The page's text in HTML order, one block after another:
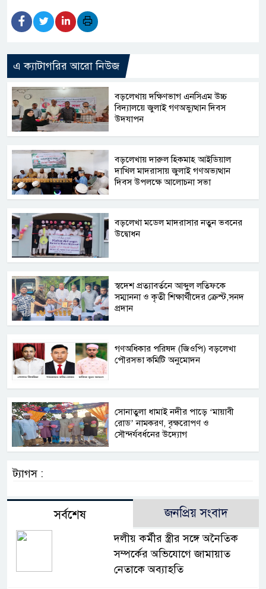
এ ক্যাটাগরির আরো নিউজ
বড়লেখায় দক্ষিণভাগ এনসিএম উচ্চ
বিদ্যালয়ে জুলাই গণঅভ্যুত্থান দিবস
উদযাপন
বড়লেখায় দারুল হিকমাহ আইডিয়াল
দাখিল মাদরাসায় জুলাই গণঅভ্যত্থান
দিবস উপলক্ষে আলোচনা সভা
বড়লেখা মডেল মাদরাসার নতুন ভবনের
উদ্বোধন
স্বদেশ প্রত্যাবর্তনে আব্দুল লতিফকে
সম্মাননা ও কৃতী শিক্ষার্থীদের ক্রেস্ট,সনদ
প্রদান
গণঅধিকার পরিষদ (জিওপি) বড়লেখা
পৌরসভা কমিটি অনুমোদন
সোনাতুলা ধামাই নদীর পাড়ে ‘মায়াবী
রোড’ নামকরণ, বৃক্ষরোপণ ও
সৌন্দর্যবর্ধনের উদ্যোগ
ট্যাগস :
সর্বশেষ জনপ্রিয় সংবাদ
দলীয় কর্মীর স্ত্রীর সঙ্গে অনৈতিক
সম্পর্কের অভিযোগে জামায়াত
নেতাকে অব্যাহতি